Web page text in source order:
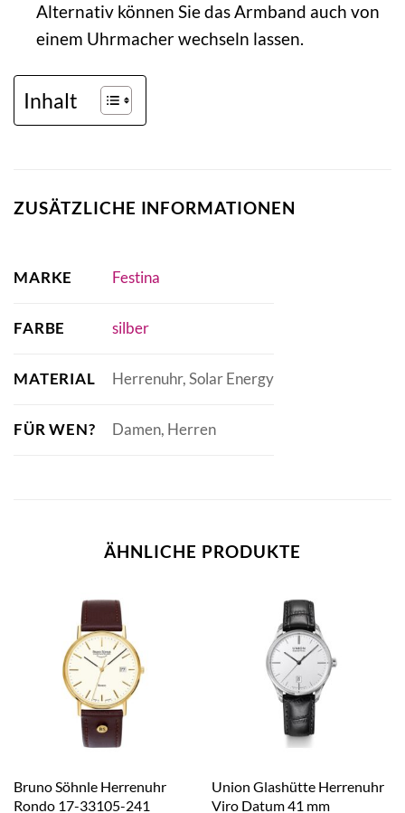
Alternativ können Sie das Armband auch von
einem Uhrmacher wechseln lassen.
Inhalt
ZUSÄTZLICHE INFORMATIONEN
MARKE Festina
FARBE silber
MATERIAL Herrenuhr, Solar Energy
FÜR WEN? Damen, Herren
ÄHNLICHE PRODUKTE
Bruno Söhnle Herrenuhr
Rondo 17-33105-241
Union Glashütte Herrenuhr
Viro Datum 41 mm